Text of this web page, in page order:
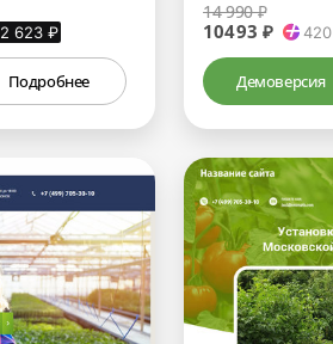
2 623 ₽
Подробнее
14 990 ₽
10493 ₽ 420
Демоверсия